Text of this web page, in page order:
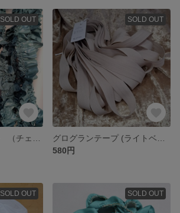
SOLD OUT SOLD OUT
580円
SOLD OUT SOLD OUT